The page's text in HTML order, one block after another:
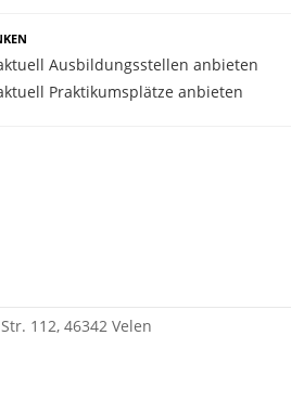
Ausbildungsstellen anbieten
Praktikumsplätze anbieten
112, 46342 Velen